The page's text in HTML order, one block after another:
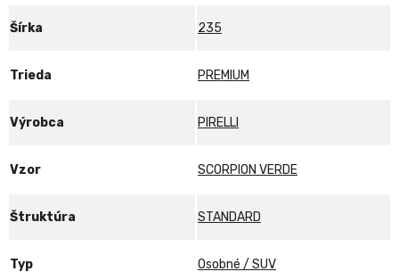
Šírka 235
Trieda PREMIUM
Výrobca PIRELLI
Vzor SCORPION VERDE
Štruktúra STANDARD
Typ Osobné / SUV